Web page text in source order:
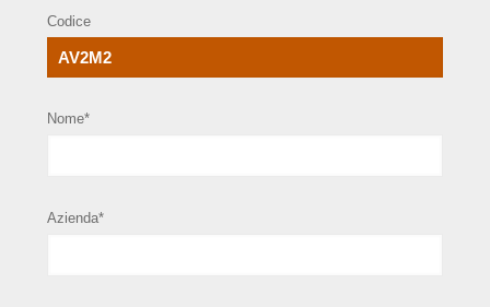
Codice
Nome*
Azienda*